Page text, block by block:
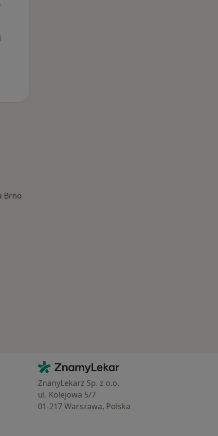
Brno
Kontakt
ZnamyLekar - Hlavní stránka
ZnanyLekarz Sp. z o.o.
ul. Kolejowa 5/7
01-217 Warszawa, Polska